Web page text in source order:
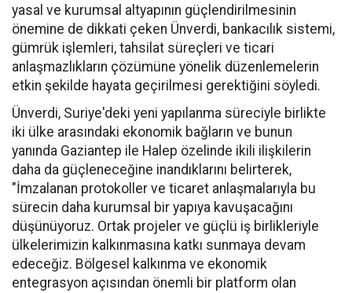
yasal ve kurumsal altyapının güçlendirilmesinin
önemine de dikkati çeken Ünverdi, bankacılık sistemi,
gümrük işlemleri, tahsilat süreçleri ve ticari
anlaşmazlıkların çözümüne yönelik düzenlemelerin
etkin şekilde hayata geçirilmesi gerektiğini söyledi.
Ünverdi, Suriye'deki yeni yapılanma süreciyle birlikte
iki ülke arasındaki ekonomik bağların ve bunun
yanında Gaziantep ile Halep özelinde ikili ilişkilerin
daha da güçleneceğine inandıklarını belirterek,
"İmzalanan protokoller ve ticaret anlaşmalarıyla bu
sürecin daha kurumsal bir yapıya kavuşacağını
düşünüyoruz. Ortak projeler ve güçlü iş birlikleriyle
ülkelerimizin kalkınmasına katkı sunmaya devam
edeceğiz. Bölgesel kalkınma ve ekonomik
entegrasyon açısından önemli bir platform olan